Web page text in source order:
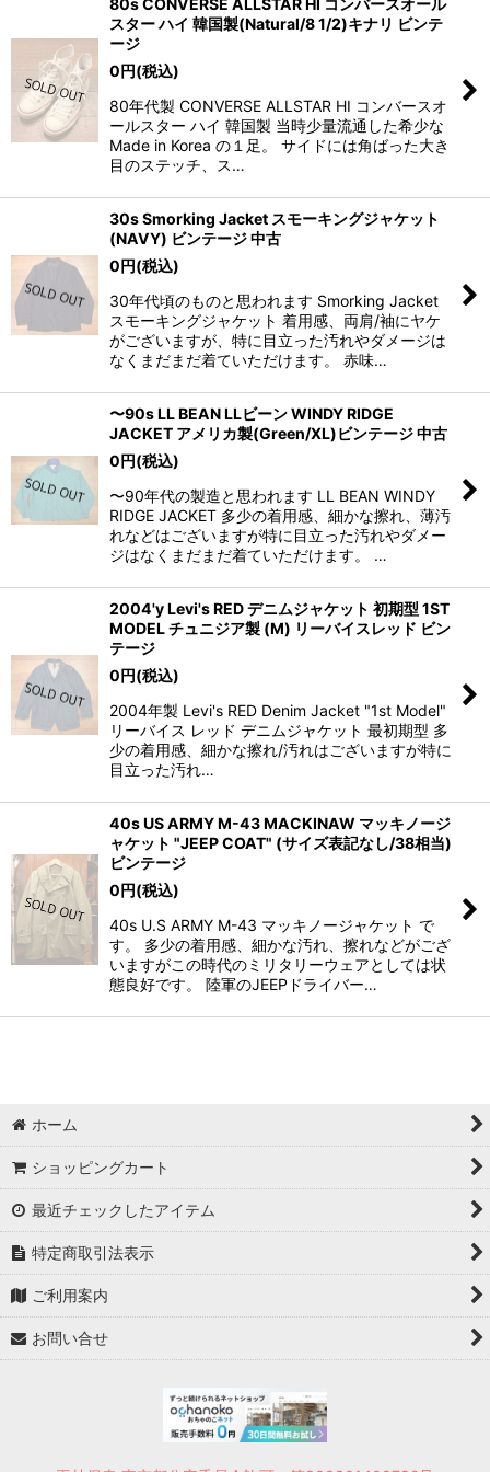
80s CONVERSE ALLSTAR HI コンバースオール
スター ハイ 韓国製(Natural/8 1/2)キナリ ビンテ
ージ
0円(税込)
80年代製 CONVERSE ALLSTAR HI コンバースオ
ールスター ハイ 韓国製 当時少量流通した希少な
Made in Korea の１足。 サイドには角ばった大き
目のステッチ、ス…
30s Smorking Jacket スモーキングジャケット
(NAVY) ビンテージ 中古
0円(税込)
30年代頃のものと思われます Smorking Jacket
スモーキングジャケット 着用感、両肩/袖にヤケ
がございますが、特に目立った汚れやダメージは
なくまだまだ着ていただけます。 赤味…
〜90s LL BEAN LLビーン WINDY RIDGE
JACKET アメリカ製(Green/XL)ビンテージ 中古
0円(税込)
〜90年代の製造と思われます LL BEAN WINDY
RIDGE JACKET 多少の着用感、細かな擦れ、薄汚
れなどはございますが特に目立った汚れやダメー
ジはなくまだまだ着ていただけます。 …
2004'y Levi's RED デニムジャケット 初期型 1ST
MODEL チュニジア製 (M) リーバイスレッド ビン
テージ
0円(税込)
2004年製 Levi's RED Denim Jacket "1st Model"
リーバイス レッド デニムジャケット 最初期型 多
少の着用感、細かな擦れ/汚れはございますが特に
目立った汚れ…
40s US ARMY M-43 MACKINAW マッキノージ
ャケット "JEEP COAT" (サイズ表記なし/38相当)
ビンテージ
0円(税込)
40s U.S ARMY M-43 マッキノージャケット で
す。 多少の着用感、細かな汚れ、擦れなどがござ
いますがこの時代のミリタリーウェアとしては状
態良好です。 陸軍のJEEPドライバー…
ホーム
ショッピングカート
最近チェックしたアイテム
特定商取引法表示
ご利用案内
お問い合せ